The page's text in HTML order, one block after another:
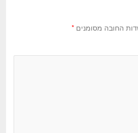
החובה מסומנים *